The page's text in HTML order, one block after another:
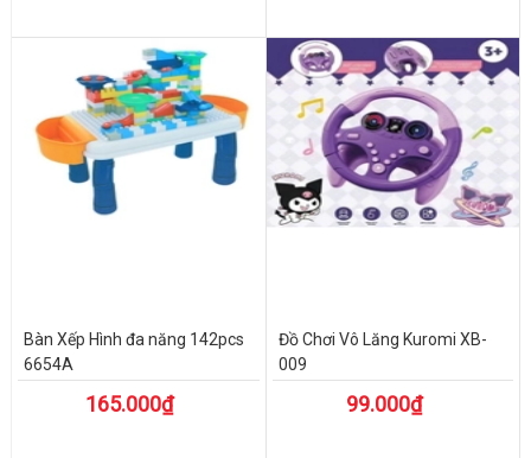
Bàn Xếp Hình đa năng 142pcs
6654A
165.000₫
Đồ Chơi Vô Lăng Kuromi XB-
009
99.000₫